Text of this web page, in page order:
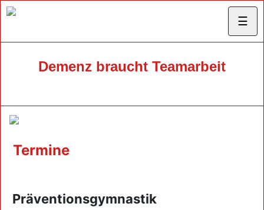
☰
Demenz braucht Teamarbeit
Termine
Präventionsgymnastik